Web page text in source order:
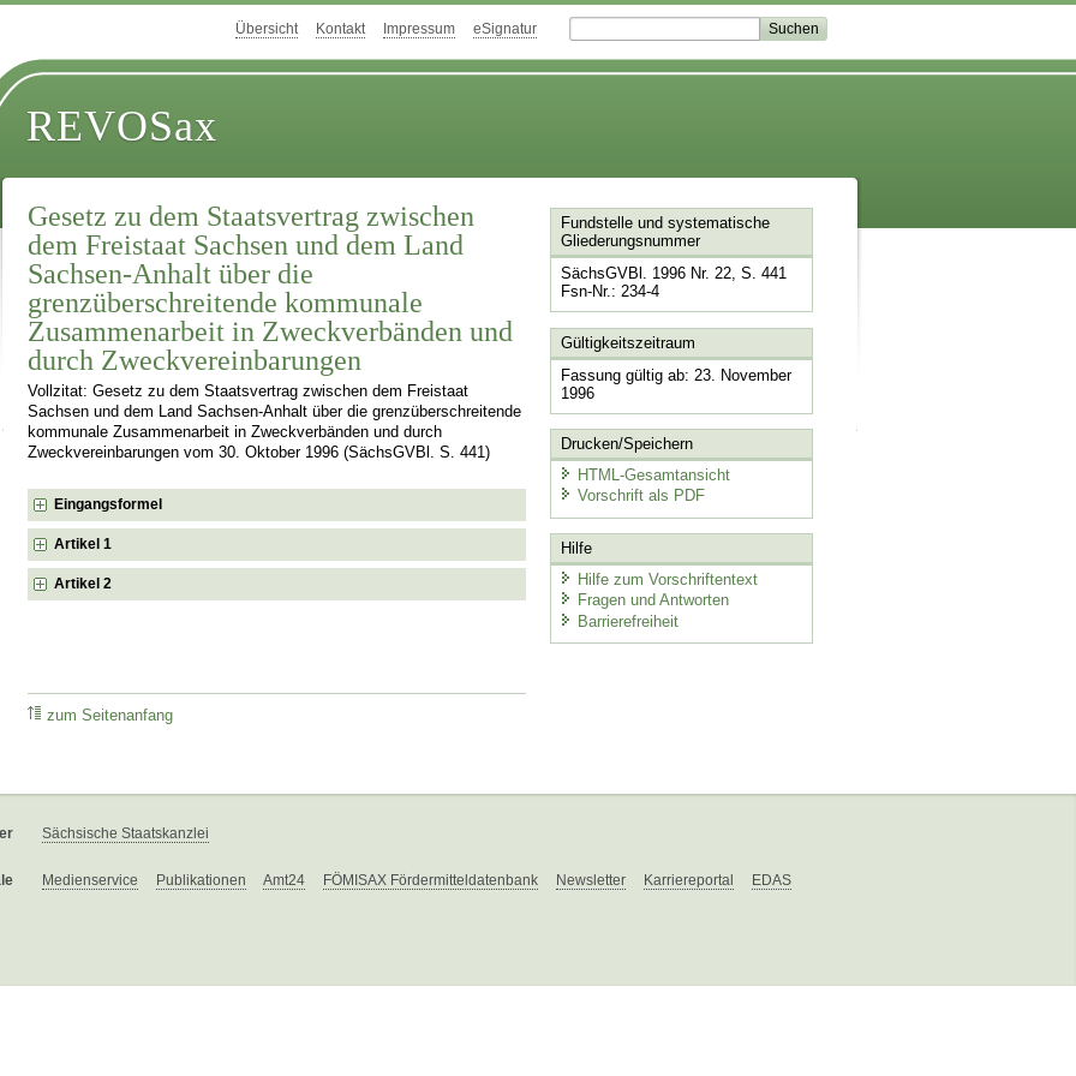
Übersicht Kontakt Impressum eSignatur
REVOSax
Gesetz zu dem Staatsvertrag zwischen
dem Freistaat Sachsen und dem Land
Sachsen-Anhalt über die
grenzüberschreitende kommunale
Zusammenarbeit in Zweckverbänden und
durch Zweckvereinbarungen
Vollzitat: Gesetz zu dem Staatsvertrag zwischen dem Freistaat
Sachsen und dem Land Sachsen-Anhalt über die grenzüberschreitende
kommunale Zusammenarbeit in Zweckverbänden und durch
Zweckvereinbarungen vom 30. Oktober 1996 (SächsGVBl. S. 441)
Eingangsformel
Artikel 1
Artikel 2
zum Seitenanfang
Fundstelle und systematische
Gliederungsnummer
SächsGVBl. 1996 Nr. 22, S. 441
Fsn-Nr.: 234-4
Gültigkeitszeitraum
Fassung gültig ab: 23. November
1996
Drucken/Speichern
HTML-Gesamtansicht
Vorschrift als PDF
Hilfe
Hilfe zum Vorschriftentext
Fragen und Antworten
Barrierefreiheit
Sächsische Staatskanzlei
Medienservice Publikationen Amt24 FÖMISAX Fördermitteldatenbank Newsletter Karriereportal EDAS